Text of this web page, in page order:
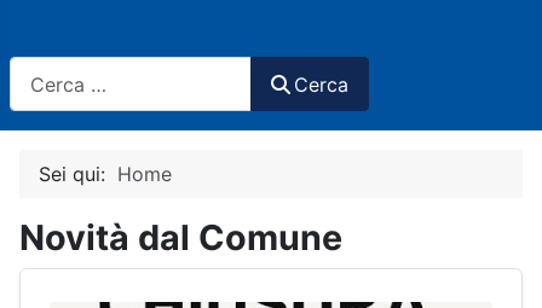
Cerca
Sei qui: Home
Novità dal Comune